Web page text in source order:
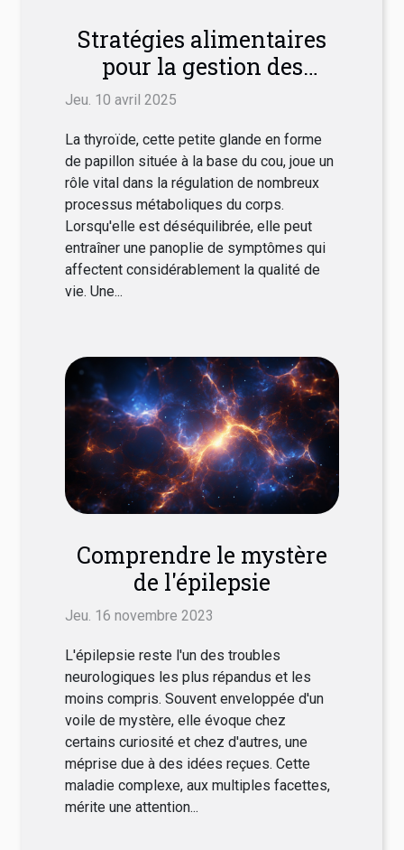
Stratégies alimentaires
pour la gestion des
symptômes de la
Jeu. 10 avril 2025
La thyroïde, cette petite glande en forme
de papillon située à la base du cou, joue un
rôle vital dans la régulation de nombreux
processus métaboliques du corps.
Lorsqu'elle est déséquilibrée, elle peut
entraîner une panoplie de symptômes qui
affectent considérablement la qualité de
vie. Une...
Comprendre le mystère
de l'épilepsie
Jeu. 16 novembre 2023
L'épilepsie reste l'un des troubles
neurologiques les plus répandus et les
moins compris. Souvent enveloppée d'un
voile de mystère, elle évoque chez
certains curiosité et chez d'autres, une
méprise due à des idées reçues. Cette
maladie complexe, aux multiples facettes,
mérite une attention...